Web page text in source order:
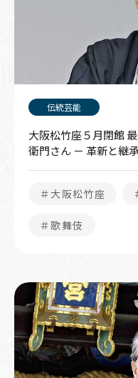
大阪松竹座５月閉館
衛門さん － 革新と継
＃大阪松竹座
＃歌舞伎